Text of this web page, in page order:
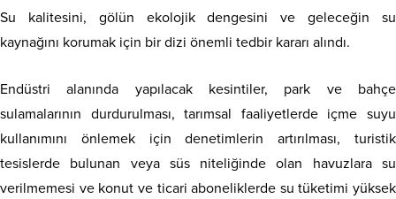
Su kalitesini, gölün ekolojik dengesini ve geleceğin su
kaynağını korumak için bir dizi önemli tedbir kararı alındı.
Endüstri alanında yapılacak kesintiler, park ve bahçe
sulamalarının durdurulması, tarımsal faaliyetlerde içme suyu
kullanımını önlemek için denetimlerin artırılması, turistik
tesislerde bulunan veya süs niteliğinde olan havuzlara su
verilmemesi ve konut ve ticari aboneliklerde su tüketimi yüksek